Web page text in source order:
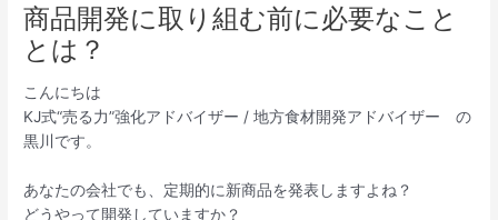
商品開発に取り組む前に必要なこと
とは？
こんにちは
KJ式“売る力”強化アドバイザー / 地方食材開発アドバイザー の
黒川です。
あなたの会社でも、定期的に新商品を発表しますよね？
どうやって開発していますか？